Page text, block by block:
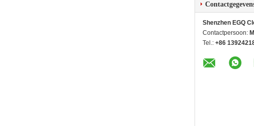
Shenzhen EGQ
Contactpersoon:
Tel.: +86